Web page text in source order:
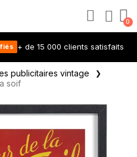
+ de 15 000 clients satisfaits
publicitaires vintage
soif